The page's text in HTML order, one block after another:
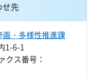
せ先
・多様性推進課
1-6-1
ス番号：